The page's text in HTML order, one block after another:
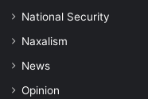
National Security
Naxalism
News
Opinion